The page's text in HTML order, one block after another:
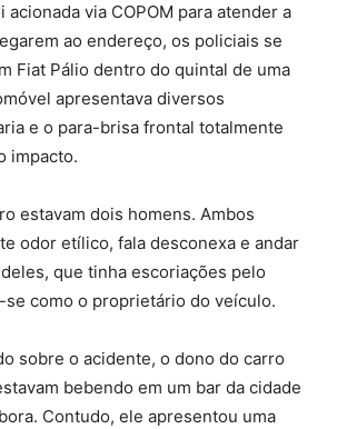
acionada via COPOM para atender a
ao endereço, os policiais se
Fiat Pálio dentro do quintal de uma
apresentava diversos
e o para-brisa frontal totalmente
impacto.
estavam dois homens. Ambos
odor etílico, fala desconexa e andar
que tinha escoriações pelo
como o proprietário do veículo.
sobre o acidente, o dono do carro
bebendo em um bar da cidade
Contudo, ele apresentou uma